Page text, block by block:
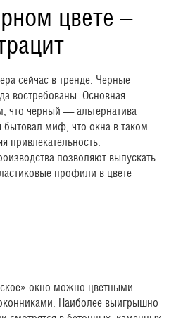
цвете –
сейчас в тренде. Черные
востребованы. Основная
что черный — альтернатива
миф, что окна в таком
привлекательность.
позволяют выпускать
профили в цвете
окно можно цветными
Наиболее выигрышно